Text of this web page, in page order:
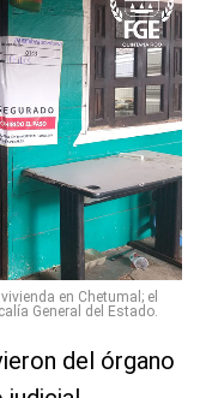
en Chetumal; el
General del Estado.
del órgano